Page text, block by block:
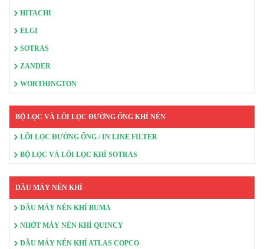
HITACHI
ELGI
SOTRAS
ZANDER
WORTHINGTON
BỘ LỌC VÀ LÕI LỌC ĐƯỜNG ỐNG KHÍ NÉN
LÕI LỌC ĐƯỜNG ỐNG / IN LINE FILTER
BỘ LỌC VÀ LÕI LỌC KHÍ SOTRAS
DẦU MÁY NÉN KHÍ
DẦU MÁY NÉN KHÍ BUMA
NHỚT MÁY NÉN KHÍ QUINCY
DẦU MÁY NÉN KHÍ ATLAS COPCO